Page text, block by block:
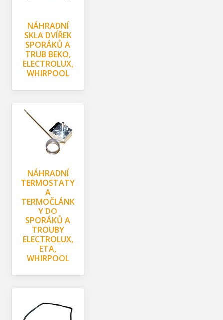
NÁHRADNÍ
SKLA DVÍŘEK
SPORÁKŮ A
TRUB BEKO,
ELECTROLUX,
WHIRPOOL
NÁHRADNÍ
TERMOSTATY
A
TERMOČLÁNK
Y DO
SPORÁKŮ A
TROUBY
ELECTROLUX,
ETA,
WHIRPOOL